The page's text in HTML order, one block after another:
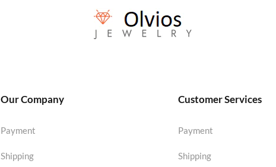
Our Company
Payment
Shipping
Customer Services
Payment
Shipping